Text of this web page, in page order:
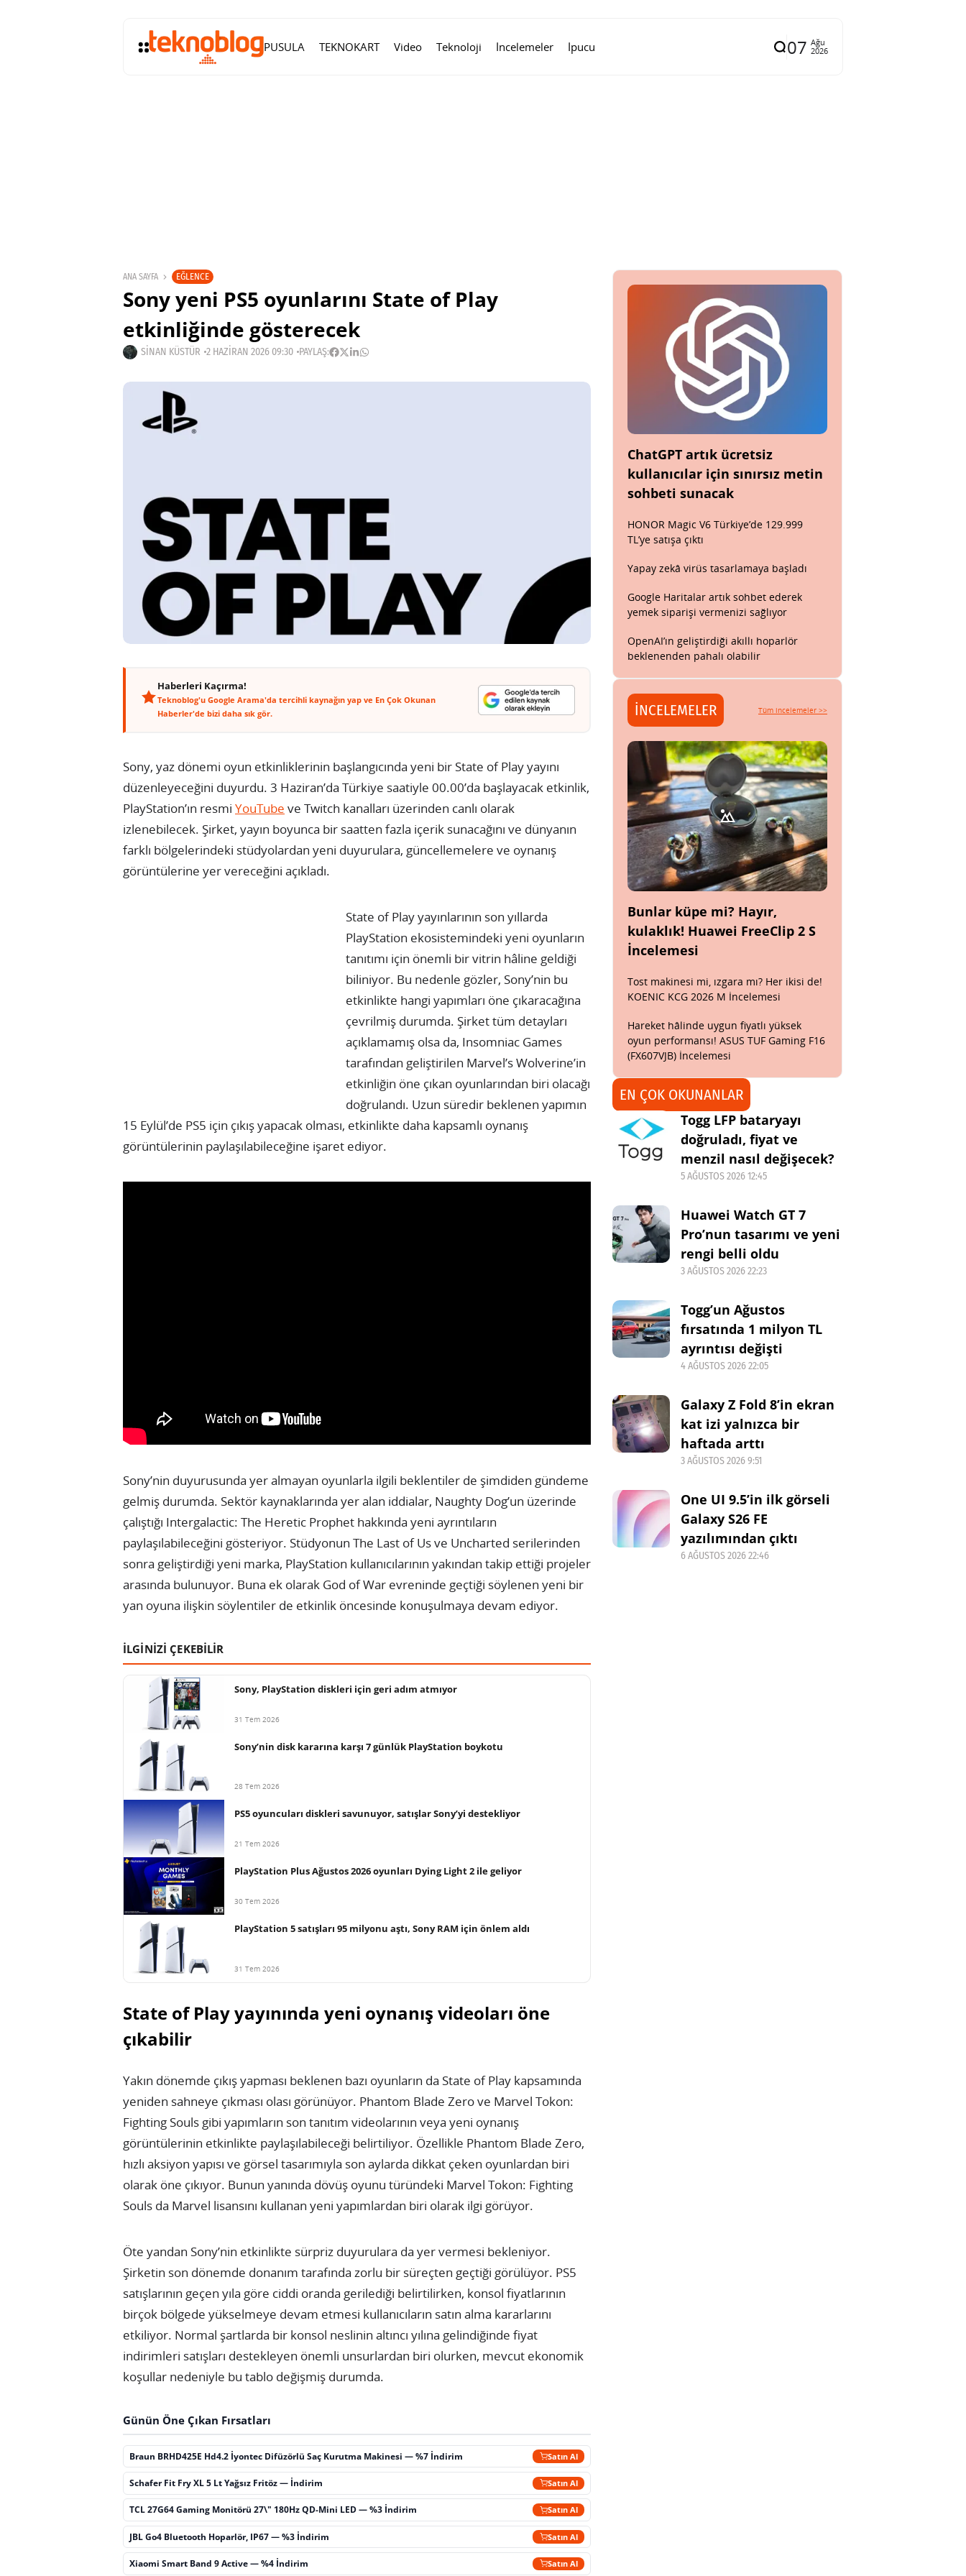
PUSULA TEKNOKART Video Teknoloji İncelemeler İpucu 07 Ağu
2026
ANA SAYFA EĞLENCE
Sony yeni PS5 oyunlarını State of Play
etkinliğinde gösterecek
SINAN KÜSTÜR 2 HAZIRAN 2026 09:30 PAYLAŞ:
Haberleri Kaçırma!
Teknoblog'u Google Arama'da tercihli kaynağın yap ve En Çok Okunan
Haberler'de bizi daha sık gör.
Sony, yaz dönemi oyun etkinliklerinin başlangıcında yeni bir State of Play yayını
düzenleyeceğini duyurdu. 3 Haziran’da Türkiye saatiyle 00.00’da başlayacak etkinlik,
PlayStation’ın resmi YouTube ve Twitch kanalları üzerinden canlı olarak
izlenebilecek. Şirket, yayın boyunca bir saatten fazla içerik sunacağını ve dünyanın
farklı bölgelerindeki stüdyolardan yeni duyurulara, güncellemelere ve oynanış
görüntülerine yer vereceğini açıkladı.
State of Play yayınlarının son yıllarda
PlayStation ekosistemindeki yeni oyunların
tanıtımı için önemli bir vitrin hâline geldiği
biliniyor. Bu nedenle gözler, Sony’nin bu
etkinlikte hangi yapımları öne çıkaracağına
çevrilmiş durumda. Şirket tüm detayları
açıklamamış olsa da, Insomniac Games
tarafından geliştirilen Marvel’s Wolverine’in
etkinliğin öne çıkan oyunlarından biri olacağı
doğrulandı. Uzun süredir beklenen yapımın
15 Eylül’de PS5 için çıkış yapacak olması, etkinlikte daha kapsamlı oynanış
görüntülerinin paylaşılabileceğine işaret ediyor.
Sony’nin duyurusunda yer almayan oyunlarla ilgili beklentiler de şimdiden gündeme
gelmiş durumda. Sektör kaynaklarında yer alan iddialar, Naughty Dog’un üzerinde
çalıştığı Intergalactic: The Heretic Prophet hakkında yeni ayrıntıların
paylaşılabileceğini gösteriyor. Stüdyonun The Last of Us ve Uncharted serilerinden
sonra geliştirdiği yeni marka, PlayStation kullanıcılarının yakından takip ettiği projeler
arasında bulunuyor. Buna ek olarak God of War evreninde geçtiği söylenen yeni bir
yan oyuna ilişkin söylentiler de etkinlik öncesinde konuşulmaya devam ediyor.
İLGİNİZİ ÇEKEBİLİR
Sony, PlayStation diskleri için geri adım atmıyor
31 Tem 2026
Sony’nin disk kararına karşı 7 günlük PlayStation boykotu
28 Tem 2026
PS5 oyuncuları diskleri savunuyor, satışlar Sony’yi destekliyor
21 Tem 2026
PlayStation Plus Ağustos 2026 oyunları Dying Light 2 ile geliyor
30 Tem 2026
PlayStation 5 satışları 95 milyonu aştı, Sony RAM için önlem aldı
31 Tem 2026
State of Play yayınında yeni oynanış videoları öne
çıkabilir
Yakın dönemde çıkış yapması beklenen bazı oyunların da State of Play kapsamında
yeniden sahneye çıkması olası görünüyor. Phantom Blade Zero ve Marvel Tokon:
Fighting Souls gibi yapımların son tanıtım videolarının veya yeni oynanış
görüntülerinin etkinlikte paylaşılabileceği belirtiliyor. Özellikle Phantom Blade Zero,
hızlı aksiyon yapısı ve görsel tasarımıyla son aylarda dikkat çeken oyunlardan biri
olarak öne çıkıyor. Bunun yanında dövüş oyunu türündeki Marvel Tokon: Fighting
Souls da Marvel lisansını kullanan yeni yapımlardan biri olarak ilgi görüyor.
Öte yandan Sony’nin etkinlikte sürpriz duyurulara da yer vermesi bekleniyor.
Şirketin son dönemde donanım tarafında zorlu bir süreçten geçtiği görülüyor. PS5
satışlarının geçen yıla göre ciddi oranda gerilediği belirtilirken, konsol fiyatlarının
birçok bölgede yükselmeye devam etmesi kullanıcıların satın alma kararlarını
etkiliyor. Normal şartlarda bir konsol neslinin altıncı yılına gelindiğinde fiyat
indirimleri satışları destekleyen önemli unsurlardan biri olurken, mevcut ekonomik
koşullar nedeniyle bu tablo değişmiş durumda.
Günün Öne Çıkan Fırsatları
Braun BRHD425E Hd4.2 İyontec Difüzörlü Saç Kurutma Makinesi — %7 İndirim Satın Al
Schafer Fit Fry XL 5 Lt Yağsız Fritöz — İndirim Satın Al
TCL 27G64 Gaming Monitörü 27\" 180Hz QD-Mini LED — %3 İndirim Satın Al
JBL Go4 Bluetooth Hoparlör, IP67 — %3 İndirim Satın Al
Xiaomi Smart Band 9 Active — %4 İndirim Satın Al
ChatGPT artık ücretsiz
kullanıcılar için sınırsız metin
sohbeti sunacak
HONOR Magic V6 Türkiye’de 129.999
TL’ye satışa çıktı
Yapay zekâ virüs tasarlamaya başladı
Google Haritalar artık sohbet ederek
yemek siparişi vermenizi sağlıyor
OpenAI’ın geliştirdiği akıllı hoparlör
beklenenden pahalı olabilir
İNCELEMELER Tüm incelemeler >>
Bunlar küpe mi? Hayır,
kulaklık! Huawei FreeClip 2 S
İncelemesi
Tost makinesi mi, ızgara mı? Her ikisi de!
KOENIC KCG 2026 M İncelemesi
Hareket hâlinde uygun fiyatlı yüksek
oyun performansı! ASUS TUF Gaming F16
(FX607VJB) İncelemesi
EN ÇOK OKUNANLAR
Togg LFP bataryayı
doğruladı, fiyat ve
menzil nasıl değişecek?
5 AĞUSTOS 2026 12:45
Huawei Watch GT 7
Pro’nun tasarımı ve yeni
rengi belli oldu
3 AĞUSTOS 2026 22:23
Togg’un Ağustos
fırsatında 1 milyon TL
ayrıntısı değişti
4 AĞUSTOS 2026 22:05
Galaxy Z Fold 8’in ekran
kat izi yalnızca bir
haftada arttı
3 AĞUSTOS 2026 9:51
One UI 9.5’in ilk görseli
Galaxy S26 FE
yazılımından çıktı
6 AĞUSTOS 2026 22:46